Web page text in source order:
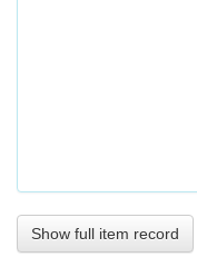
Show full item record